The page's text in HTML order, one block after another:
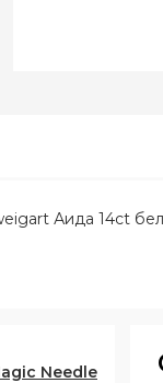
Аида 14ct
Needle